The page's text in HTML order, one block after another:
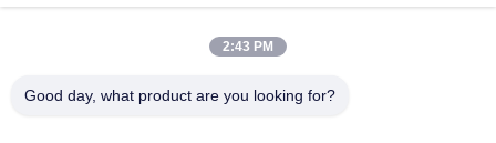
2:43 PM
Good day, what product are you looking for?